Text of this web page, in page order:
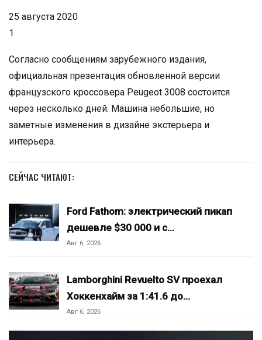
25 августа 2020
1
Согласно сообщениям зарубежного издания,
официальная презентация обновленной версии
французского кроссовера Peugeot 3008 состоится
через несколько дней. Машина небольшие, но
заметные изменения в дизайне экстерьера и
интерьера.
СЕЙЧАС ЧИТАЮТ:
Ford Fathom: электрический пикап
дешевле $30 000 и с…
Авг 6, 2026
Lamborghini Revuelto SV проехал
Хоккенхайм за 1:41.6 до…
Авг 6, 2026